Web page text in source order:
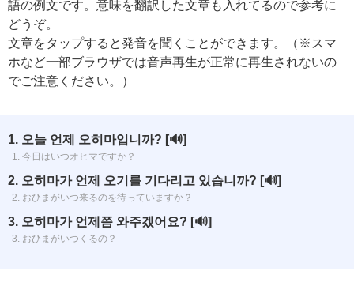
語の例文です。意味を翻訳した文章も入れてるので参考に
どうぞ。
文章をタップすると発音を聞くことができます。（※スマ
ホなど一部ブラウザでは音声再生が正常に再生されないの
でご注意ください。）
1. 오늘 언제 오히마입니까? [🔊]
1. 今日はいつオヒマですか？
2. 오히마가 언제 오기를 기다리고 있습니까? [🔊]
2. おひまがいつ来るのを待っていますか？
3. 오히마가 언제쯤 와주겠어요? [🔊]
3. おひまがいつくるの？